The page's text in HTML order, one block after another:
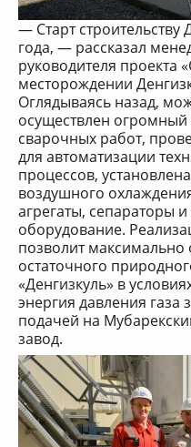
— Старт строительству
года, — рассказал
руководителя проекта
месторождении
Оглядываясь назад,
осуществлен
сварочных работ,
для автоматизации
процессов,
воздушного
агрегаты, сепараторы
оборудование.
позволит максимально
остаточного
«Денгизкуль» в
энергия давления газа
подачей на
завод.